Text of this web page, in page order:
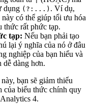
dụng (?:...) . Ví dụ,
có thể giúp tối ưu hóa
thức rất phức tạp.
tạp: Nếu bạn phải tạo
lại ý nghĩa của nó ở đâu
nghiệp của bạn hiểu và
dễ dàng hơn.
bạn sẽ giảm thiểu
của biểu thức chính quy
4.